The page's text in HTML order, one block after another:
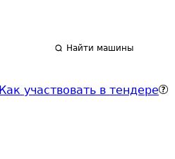
Найти машины
Как участвовать в тендере